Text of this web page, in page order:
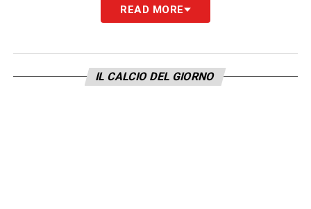
READ MORE
IL CALCIO DEL GIORNO